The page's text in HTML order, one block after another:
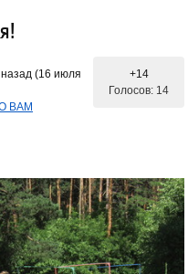
(16 июля
ВАМ
+14
Голосов: 14